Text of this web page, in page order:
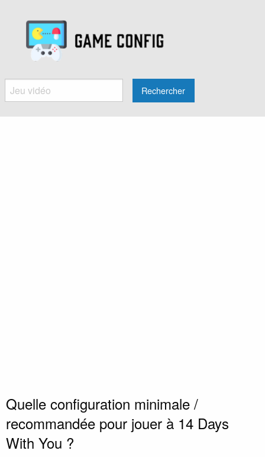
Rechercher
Quelle configuration minimale /
recommandée pour jouer à 14 Days
With You ?